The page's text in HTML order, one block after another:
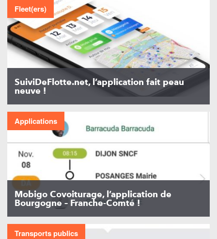
Fleet(ers)
SuiviDeFlotte.net, l’application fait peau
neuve !
Applications
Mobigo Covoiturage, l’application de
Bourgogne – Franche-Comté !
Transports publics